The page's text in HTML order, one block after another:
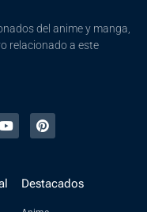
del anime y manga,
relacionado a este
Destacados